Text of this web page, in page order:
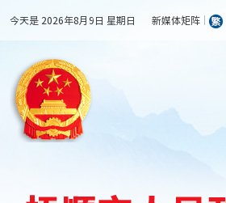
今天是 2026年8月9日 星期日 新媒体矩阵